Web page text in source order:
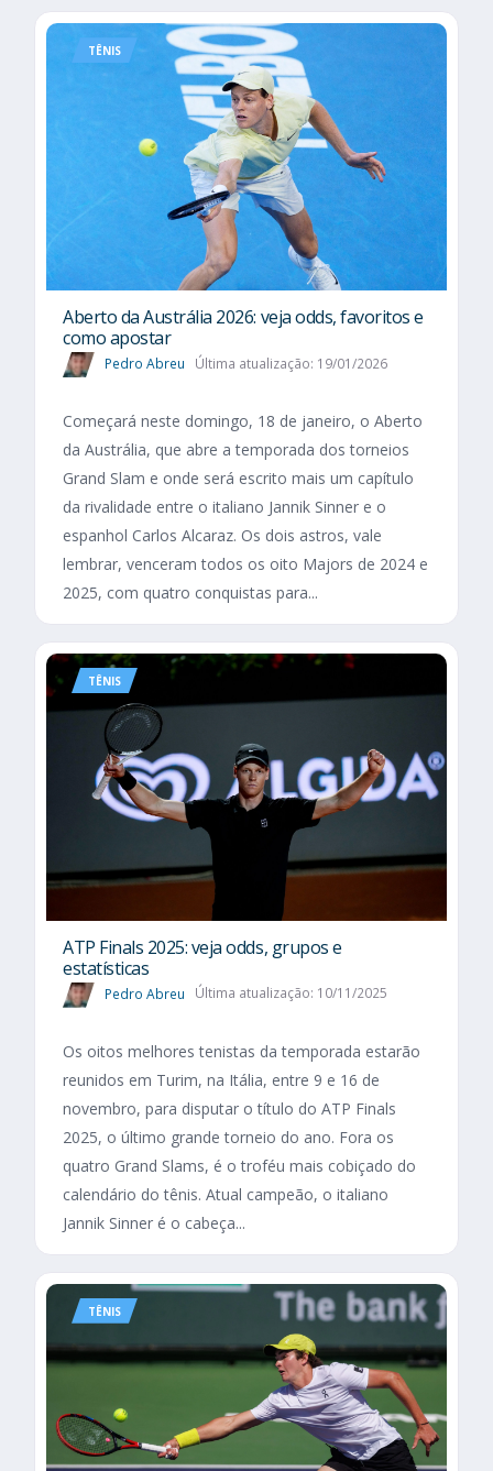
TÊNIS
Aberto da Austrália 2026: veja odds, favoritos e
como apostar
Pedro Abreu Última atualização: 19/01/2026
Começará neste domingo, 18 de janeiro, o Aberto
da Austrália, que abre a temporada dos torneios
Grand Slam e onde será escrito mais um capítulo
da rivalidade entre o italiano Jannik Sinner e o
espanhol Carlos Alcaraz. Os dois astros, vale
lembrar, venceram todos os oito Majors de 2024 e
2025, com quatro conquistas para...
TÊNIS
ATP Finals 2025: veja odds, grupos e
estatísticas
Pedro Abreu Última atualização: 10/11/2025
Os oitos melhores tenistas da temporada estarão
reunidos em Turim, na Itália, entre 9 e 16 de
novembro, para disputar o título do ATP Finals
2025, o último grande torneio do ano. Fora os
quatro Grand Slams, é o troféu mais cobiçado do
calendário do tênis. Atual campeão, o italiano
Jannik Sinner é o cabeça...
TÊNIS